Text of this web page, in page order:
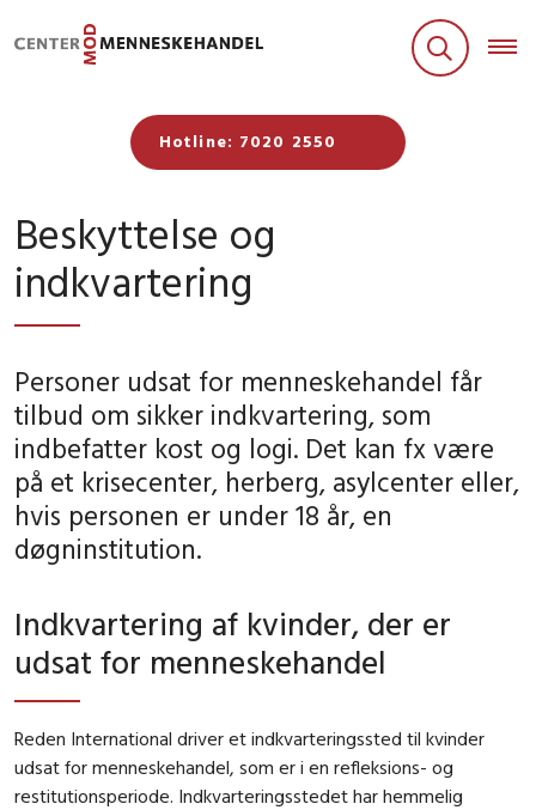
Hotline: 7020 2550
Beskyttelse og
indkvartering
Personer udsat for menneskehandel får
tilbud om sikker indkvartering, som
indbefatter kost og logi. Det kan fx være
på et krisecenter, herberg, asylcenter eller,
hvis personen er under 18 år, en
døgninstitution.
Indkvartering af kvinder, der er
udsat for menneskehandel
Reden International driver et indkvarteringssted til kvinder
udsat for menneskehandel, som er i en refleksions- og
restitutionsperiode. Indkvarteringsstedet har hemmelig